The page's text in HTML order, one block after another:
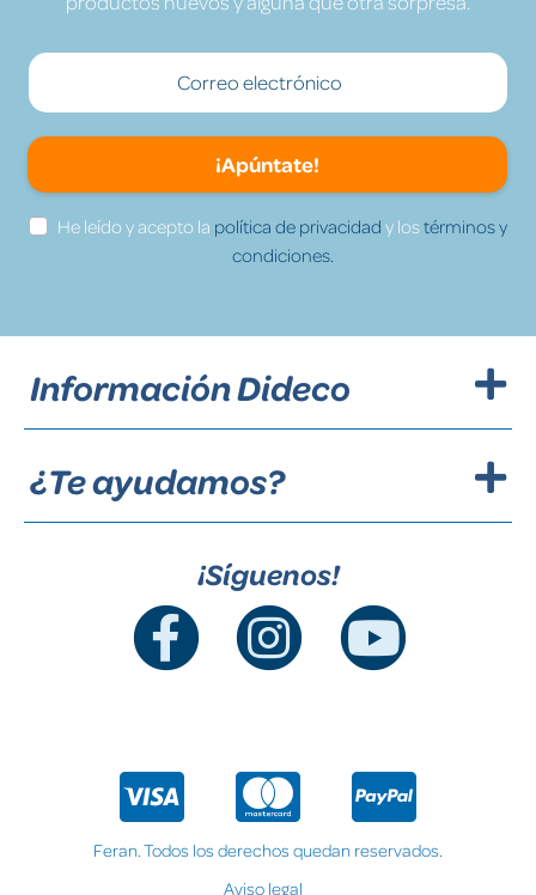
¡Apúntate!
He leído y acepto la política de privacidad y lostérminos y
condiciones.
Información Dideco
¿Te ayudamos?
¡Síguenos!
Feran. Todos los derechos quedan reservados.
Aviso legal